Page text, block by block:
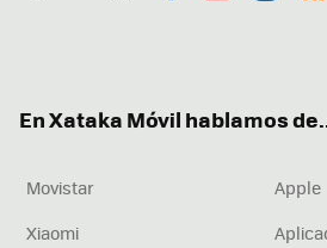
En Xataka Móvil hablamos
Movistar
Apple
Xiaomi